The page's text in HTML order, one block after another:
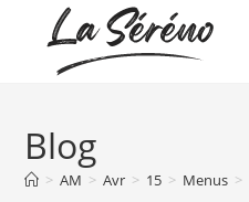
Blog
> AM > Avr > 15 > Menus >